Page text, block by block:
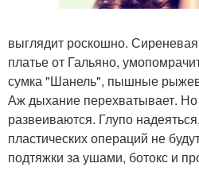
выглядит роскошно.
платье от Гальяно,
сумка "Шанель", пышные
Аж дыхание перехватывает.
развеиваются. Глупо
пластических операций не
подтяжки за ушами, ботокс и